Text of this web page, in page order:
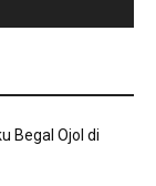
Begal Ojol di